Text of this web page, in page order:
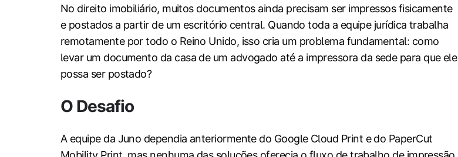
No direito imobiliário, muitos documentos ainda precisam ser impressos fisicamente
e postados a partir de um escritório central. Quando toda a equipe jurídica trabalha
remotamente por todo o Reino Unido, isso cria um problema fundamental: como
levar um documento da casa de um advogado até a impressora da sede para que ele
possa ser postado?
O Desafio
A equipe da Juno dependia anteriormente do Google Cloud Print e do PaperCut